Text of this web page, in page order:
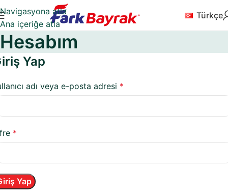
Navigasyona atla
Ana içeriğe atla
Türkçe
Hesabım
Yap
adı veya e-posta adresi *
*
Yap